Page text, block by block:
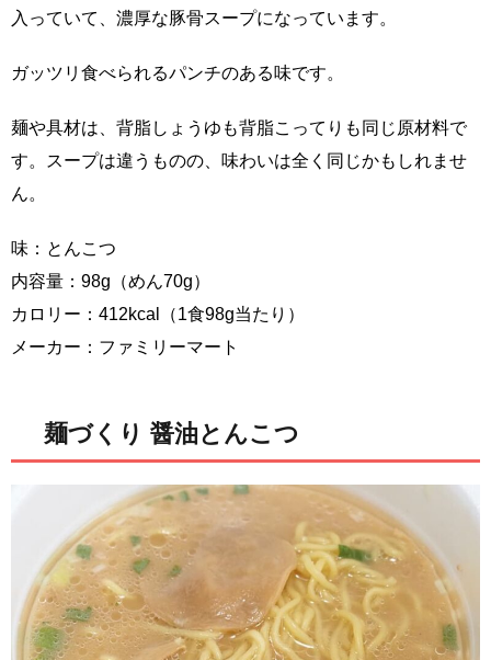
入っていて、濃厚な豚骨スープになっています。
ガッツリ食べられるパンチのある味です。
麺や具材は、背脂しょうゆも背脂こってりも同じ原材料で
す。スープは違うものの、味わいは全く同じかもしれませ
ん。
味：とんこつ
内容量：98g（めん70g）
カロリー：412kcal（1食98g当たり）
メーカー：ファミリーマート
麺づくり 醤油とんこつ